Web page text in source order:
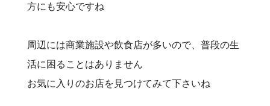
方にも安心ですね
周辺には商業施設や飲食店が多いので、普段の生
活に困ることはありません
お気に入りのお店を見つけてみて下さいね